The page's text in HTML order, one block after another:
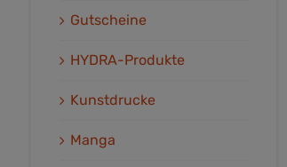
Gutscheine
HYDRA-Produkte
Kunstdrucke
Manga